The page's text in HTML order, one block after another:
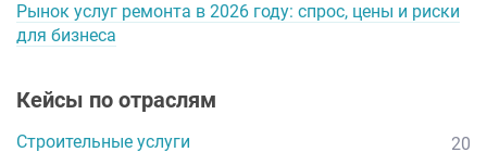
Рынок услуг ремонта в 2026 году: спрос, цены и риски
для бизнеса
Кейсы по отраслям
Строительные услуги
20